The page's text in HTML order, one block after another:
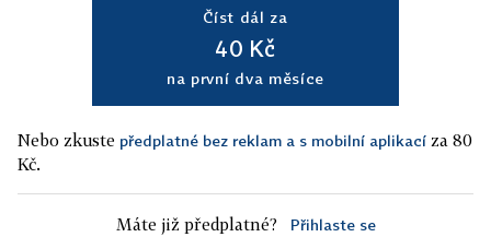
Číst dál za
40 Kč
na první dva měsíce
Nebo zkuste předplatné bez reklam a s mobilní aplikací za 80
Kč.
Máte již předplatné? Přihlaste se